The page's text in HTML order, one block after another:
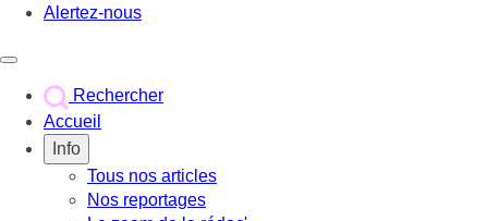
Alertez-nous
Rechercher
Accueil
Info
Tous nos articles
Nos reportages